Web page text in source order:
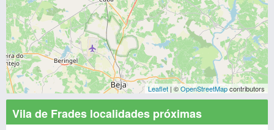
Leaflet | ©OpenStreetMapcontributors
Vila de Frades localidades próximas